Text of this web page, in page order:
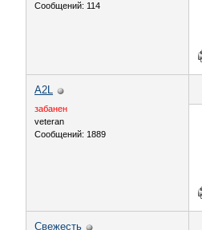
Сообщений: 114
A2L
забанен
veteran
Сообщений: 1889
Свежесть